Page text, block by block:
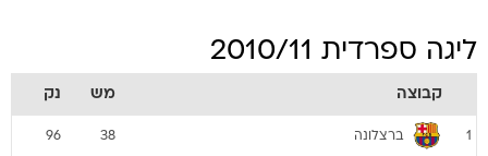
ליגה ספרדית 2010/11
קבוצה מש נק
1 ברצלונה 38
96